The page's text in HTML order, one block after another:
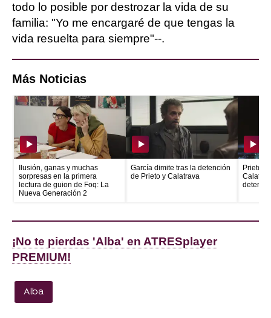
todo lo posible por destrozar la vida de su
familia: "Yo me encargaré de que tengas la
vida resuelta para siempre"--.
Más Noticias
Ilusión, ganas y muchas
sorpresas en la primera
lectura de guion de Foq: La
Nueva Generación 2
García dimite tras la detención
de Prieto y Calatrava
Prieto
¡No te pierdas 'Alba' en ATRESplayer
PREMIUM!
Alba